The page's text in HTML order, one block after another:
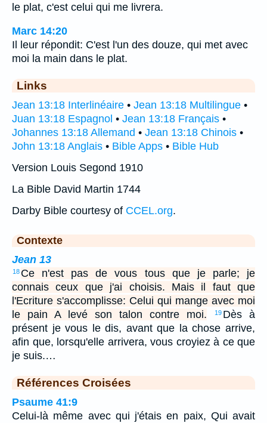
le plat, c'est celui qui me livrera.
Marc 14:20
Il leur répondit: C'est l'un des douze, qui met avec
moi la main dans le plat.
Links
Jean 13:18 Interlinéaire • Jean 13:18 Multilingue •
Juan 13:18 Espagnol • Jean 13:18 Français •
Johannes 13:18 Allemand • Jean 13:18 Chinois •
John 13:18 Anglais • Bible Apps • Bible Hub
Version Louis Segond 1910
La Bible David Martin 1744
Darby Bible courtesy of CCEL.org.
Contexte
Jean 13
18 Ce n'est pas de vous tous que je parle; je
connais ceux que j'ai choisis. Mais il faut que
l'Ecriture s'accomplisse: Celui qui mange avec moi
le pain A levé son talon contre moi.
19 Dès à
présent je vous le dis, avant que la chose arrive,
afin que, lorsqu'elle arrivera, vous croyiez à ce que
je suis.…
Références Croisées
Psaume 41:9
Celui-là même avec qui j'étais en paix, Qui avait